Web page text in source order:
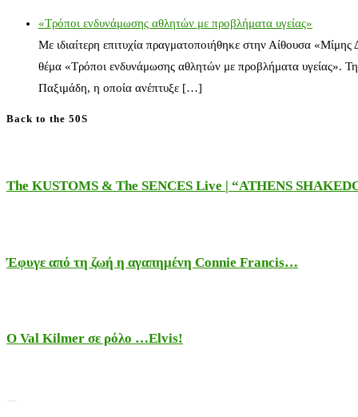
«Τρόποι ενδυνάμωσης αθλητών με προβλήματα υγείας»
Με ιδιαίτερη επιτυχία πραγματοποιήθηκε στην Αίθουσα
θέμα «Τρόποι ενδυνάμωσης αθλητών με προβλήματα υγείας».
Παξιμάδη, η οποία ανέπτυξε […]
Back to the 50S
The KUSTOMS & The SENCES Live | “ATHENS
Έφυγε από τη ζωή η αγαπημένη Connie Francis…
Ο Val Kilmer σε ρόλο …Elvis!